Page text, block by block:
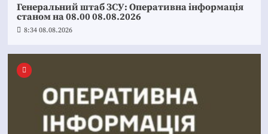
Генеральний штаб ЗСУ: Оперативна інформація
станом на 08.00 08.08.2026
8:34 08.08.2026